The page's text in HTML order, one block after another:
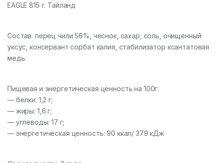
EAGLE 815 г. Тайланд
Состав: перец чили 56%, чеснок, сахар, соль, очищенный
уксус, консервант сорбат калия, стабилизатор ксантатовая
медь.
Пищевая и энергетическая ценность на 100г:
— белки: 1,2 г;
— жиры: 1,6 г;
— углеводы: 17 г;
— энергетическая ценность: 90 ккал/ 379 кДж